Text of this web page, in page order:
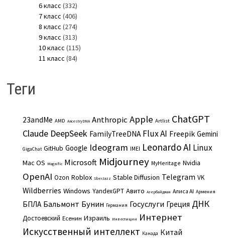
6 класс (332)
7 класс (406)
8 класс (274)
9 класс (313)
10 класс (115)
11 класс (84)
Теги
23andMe AMD AncestryDNA Anthropic Apple Artlist ChatGPT
Claude DeepSeek FamilyTreeDNA Flux AI Freepik Gemini
GigaChat GitHub Google Ideogram IMEI Leonardo AI Linux
Mac OS Magnific Microsoft Midjourney MyHeritage Nvidia
OpenAI Ozon Roblox SberJazz Stable Diffusion Telegram VK
Wildberries Windows YandexGPT Авито Азербайджан Алиса AI Армения
БПЛА Бальмонт Бунин Германия Госуслуги Греция ДНК
Достоевский Есенин Израиль Инвестиции Интернет
Искусственный интеллект Канада Китай